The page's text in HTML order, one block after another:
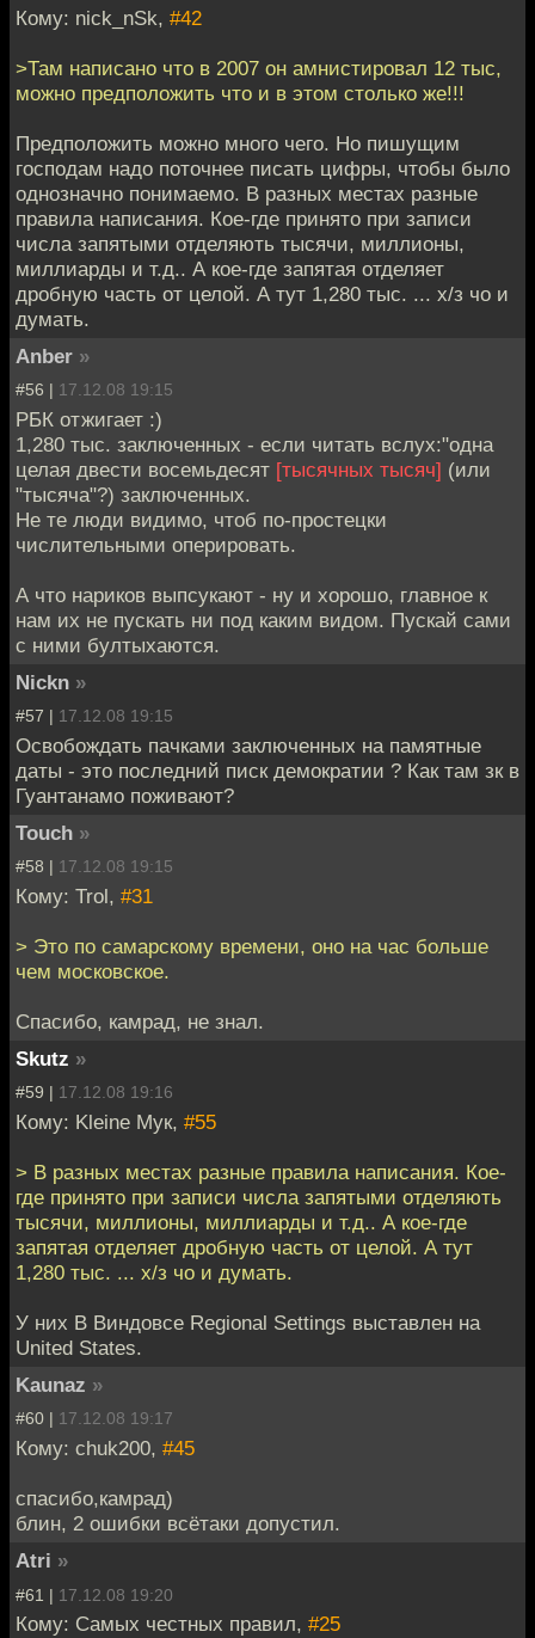
Кому: nick_nSk, #42
>Там написано что в 2007 он амнистировал 12 тыс,
можно предположить что и в этом столько же!!!
Предположить можно много чего. Но пишущим
господам надо поточнее писать цифры, чтобы было
однозначно понимаемо. В разных местах разные
правила написания. Кое-где принято при записи
числа запятыми отделяють тысячи, миллионы,
миллиарды и т.д.. А кое-где запятая отделяет
дробную часть от целой. А тут 1,280 тыс. ... х/з чо и
думать.
Anber »
#56 | 17.12.08 19:15
РБК отжигает :)
1,280 тыс. заключенных - если читать вслух:"одна
целая двести восемьдесят [тысячных тысяч] (или
"тысяча"?) заключенных.
Не те люди видимо, чтоб по-простецки
числительными оперировать.
А что нариков выпсукают - ну и хорошо, главное к
нам их не пускать ни под каким видом. Пускай сами
с ними бултыхаются.
Nickn »
#57 | 17.12.08 19:15
Освобождать пачками заключенных на памятные
даты - это последний писк демократии ? Как там зк в
Гуантанамо поживают?
Touch »
#58 | 17.12.08 19:15
Кому: Trol, #31
> Это по самарскому времени, оно на час больше
чем московское.
Спасибо, камрад, не знал.
Skutz »
#59 | 17.12.08 19:16
Кому: Kleine Мук, #55
> В разных местах разные правила написания. Кое-
где принято при записи числа запятыми отделяють
тысячи, миллионы, миллиарды и т.д.. А кое-где
запятая отделяет дробную часть от целой. А тут
1,280 тыс. ... х/з чо и думать.
У них В Виндовсе Regional Settings выставлен на
United States.
Kaunaz »
#60 | 17.12.08 19:17
Кому: chuk200, #45
спасибо,камрад)
блин, 2 ошибки всётаки допустил.
Atri »
#61 | 17.12.08 19:20
Кому: Самых честных правил, #25